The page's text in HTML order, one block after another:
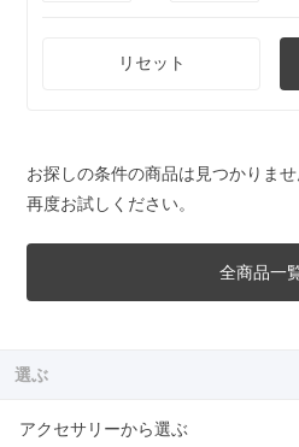
リセット
お探しの条件の商品は見つかりま
再度お試しください。
全商品一
選ぶ
アクセサリーから選ぶ